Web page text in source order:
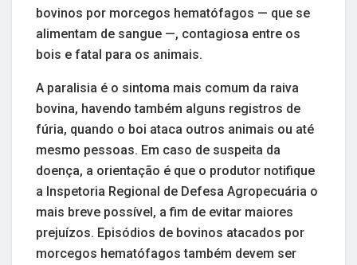
bovinos por morcegos hematófagos — que se
alimentam de sangue —, contagiosa entre os
bois e fatal para os animais.
A paralisia é o sintoma mais comum da raiva
bovina, havendo também alguns registros de
fúria, quando o boi ataca outros animais ou até
mesmo pessoas. Em caso de suspeita da
doença, a orientação é que o produtor notifique
a Inspetoria Regional de Defesa Agropecuária o
mais breve possível, a fim de evitar maiores
prejuízos. Episódios de bovinos atacados por
morcegos hematófagos também devem ser